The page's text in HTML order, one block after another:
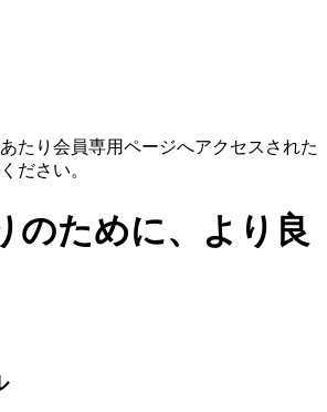
たり会員専用ページへアクセスされた
ださい。
のために、より良